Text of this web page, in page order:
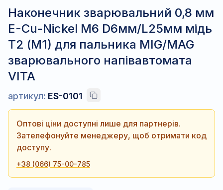
Наконечник зварювальний 0,8 мм
E-Cu-Nickel М6 D6мм/L25мм мідь
Т2 (М1) для пальника MIG/MAG
зварювального напівавтомата
VITA
артикул: ES-0101
Оптові ціни доступні лише для партнерів.
Зателефонуйте менеджеру, щоб отримати код
доступу.
+38 (066) 75-00-785